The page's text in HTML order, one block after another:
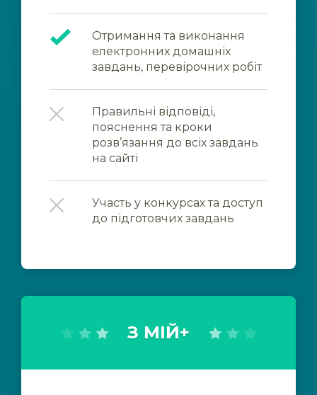
Отримання та виконання
електронних домашніх
завдань, перевірочних робіт
Правильні відповіді,
пояснення та кроки
розв’язання до всіх завдань
на сайті
Участь у конкурсах та доступ
до підготовчих завдань
З МІЙ+